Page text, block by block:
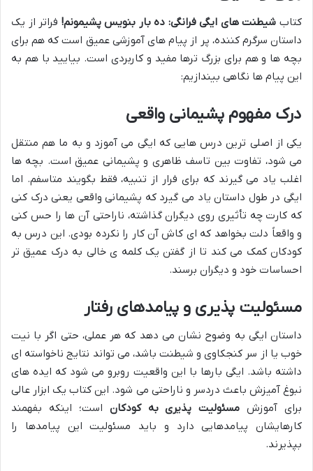
کتاب شیطنت های ایگی فرانگی: ده بار بنویس پشیمونم! فراتر از یک
داستان سرگرم کننده، پر از پیام های آموزشی عمیق است که هم برای
بچه ها و هم برای بزرگ ترها مفید و کاربردی است. بیایید با هم به
این پیام ها نگاهی بیندازیم:
درک مفهوم پشیمانی واقعی
یکی از اصلی ترین درس هایی که ایگی می آموزد و به ما هم منتقل
می شود، تفاوت بین تاسف ظاهری و پشیمانی عمیق است. بچه ها
اغلب یاد می گیرند که برای فرار از تنبیه، فقط بگویند متاسفم. اما
ایگی در طول داستان یاد می گیرد که پشیمانی واقعی یعنی درک کنی
که کارت چه تأثیری روی دیگران گذاشته، ناراحتی آن ها را حس کنی
و واقعاً دلت بخواهد که ای کاش آن کار را نکرده بودی. این درس به
کودکان کمک می کند تا از گفتن یک کلمه ی خالی به درک عمیق تر
احساسات خود و دیگران برسند.
مسئولیت پذیری و پیامدهای رفتار
داستان ایگی به وضوح نشان می دهد که هر عملی، حتی اگر با نیت
خوب یا از سر کنجکاوی و شیطنت باشد، می تواند نتایج ناخواسته ای
داشته باشد. ایگی بارها با این واقعیت روبرو می شود که ایده های
نبوغ آمیزش باعث دردسر و ناراحتی می شود. این کتاب یک ابزار عالی
برای آموزش مسئولیت پذیری به کودکان است؛ اینکه بفهمند
کارهایشان پیامدهایی دارد و باید مسئولیت این پیامدها را
بپذیرند.